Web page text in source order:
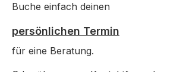
Buche einfach deinen
persönlichen Termin
für eine Beratung.